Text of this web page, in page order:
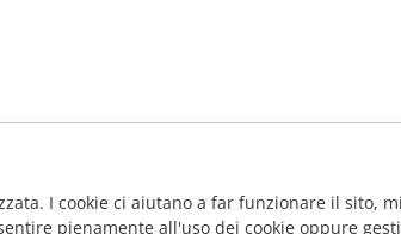
I cookie ci aiutano a far funzionare il sito,
pienamente all'uso dei cookie oppure